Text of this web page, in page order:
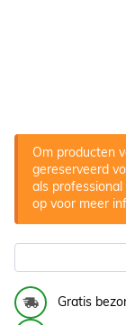
Om producten
gereserveerd
als
op voor meer
Gratis